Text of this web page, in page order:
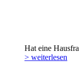
Hat eine
> weiterlesen